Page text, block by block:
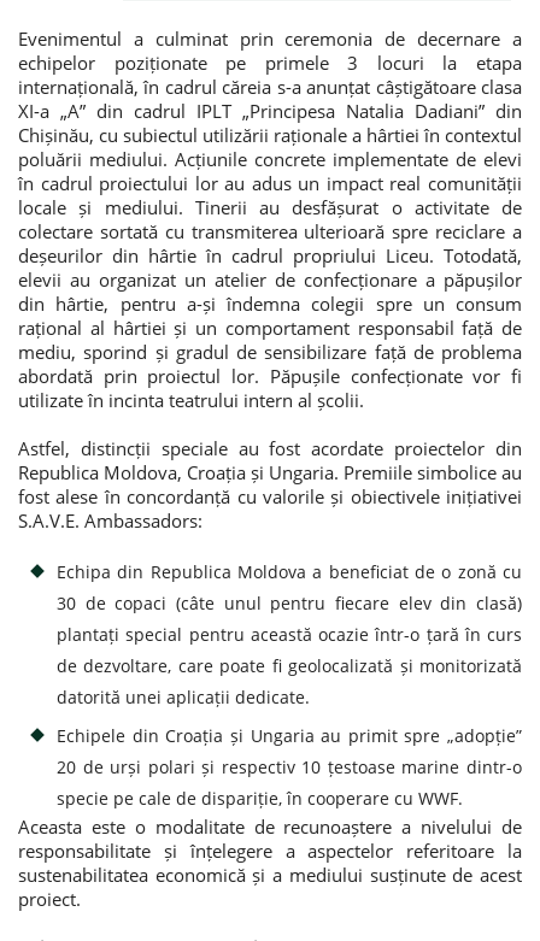
Evenimentul a culminat prin ceremonia de decernare a
echipelor poziționate pe primele 3 locuri la etapa
internațională, în cadrul căreia s-a anunțat câștigătoare clasa
XI-a „A” din cadrul IPLT „Principesa Natalia Dadiani” din
Chișinău, cu subiectul utilizării raționale a hârtiei în contextul
poluării mediului. Acțiunile concrete implementate de elevi
în cadrul proiectului lor au adus un impact real comunității
locale și mediului. Tinerii au desfășurat o activitate de
colectare sortată cu transmiterea ulterioară spre reciclare a
deșeurilor din hârtie în cadrul propriului Liceu. Totodată,
elevii au organizat un atelier de confecționare a păpușilor
din hârtie, pentru a-și îndemna colegii spre un consum
rațional al hârtiei și un comportament responsabil față de
mediu, sporind și gradul de sensibilizare față de problema
abordată prin proiectul lor. Păpușile confecționate vor fi
utilizate în incinta teatrului intern al școlii.
Astfel, distincții speciale au fost acordate proiectelor din
Republica Moldova, Croația și Ungaria. Premiile simbolice au
fost alese în concordanță cu valorile și obiectivele inițiativei
S.A.V.E. Ambassadors:
Echipa din Republica Moldova a beneficiat de o zonă cu
30 de copaci (câte unul pentru fiecare elev din clasă)
plantați special pentru această ocazie într-o țară în curs
de dezvoltare, care poate fi geolocalizată și monitorizată
datorită unei aplicații dedicate.
Echipele din Croația și Ungaria au primit spre „adopție”
20 de urși polari și respectiv 10 țestoase marine dintr-o
specie pe cale de dispariție, în cooperare cu WWF.
Aceasta este o modalitate de recunoaștere a nivelului de
responsabilitate și înțelegere a aspectelor referitoare la
sustenabilitatea economică și a mediului susținute de acest
proiect.